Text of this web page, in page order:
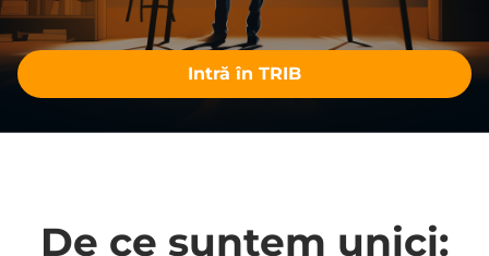
Intră în TRIB
De ce suntem unici: